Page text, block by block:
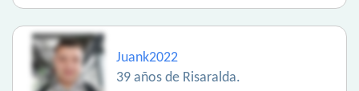
Juank2022
39 años de Risaralda.